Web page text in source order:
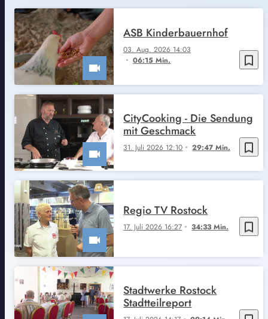
bookmark_border
03. Aug. 2026 14:03
06:15 Min.
ASB Kinderbauernhof
bookmark_border
31. Juli 2026 12:10 29:47 Min.
CityCooking - Die Sendung
mit Geschmack
bookmark_border
17. Juli 2026 16:27 34:33 Min.
Regio TV Rostock
Stadtwerke Rostock
Stadtteilreport